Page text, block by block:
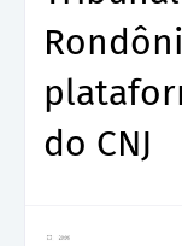
do CNJ